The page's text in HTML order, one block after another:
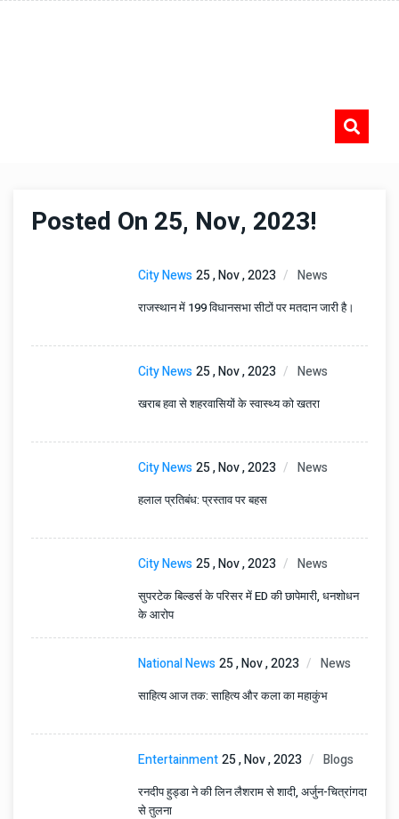
Posted On 25, Nov, 2023!
City News25 , Nov , 2023 News
राजस्थान में 199 विधानसभा सीटों पर मतदान जारी है।
City News25 , Nov , 2023 News
खराब हवा से शहरवासियों के स्वास्थ्य को खतरा
City News25 , Nov , 2023 News
हलाल प्रतिबंध: प्रस्ताव पर बहस
City News25 , Nov , 2023 News
सुपरटेक बिल्डर्स के परिसर में ED की छापेमारी, धनशोधन
के आरोप
National News25 , Nov , 2023 News
साहित्य आज तक: साहित्य और कला का महाकुंभ
Entertainment25 , Nov , 2023 Blogs
रनदीप हुड्डा ने की लिन लैशराम से शादी, अर्जुन-चित्रांगदा
से तुलना